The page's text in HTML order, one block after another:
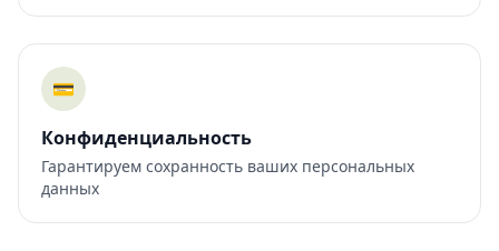
💳
Конфиденциальность
Гарантируем сохранность ваших персональных
данных